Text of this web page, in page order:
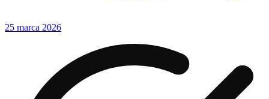
25 marca 2026